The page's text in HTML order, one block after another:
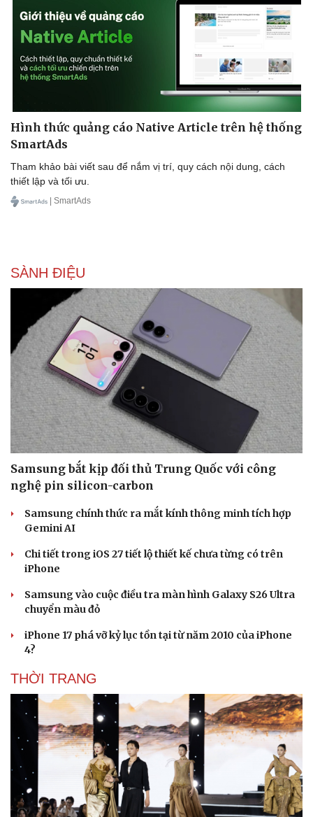
Sức khỏe
Dinh dưỡng - món ngon
Cây thuốc
Sản phụ khoa
Nhi khoa
Nam khoa
Phòng mạch online
Ăn sạch sống khỏe
Nhà đẹp
Blog
Hình thức quảng cáo Native Article trên hệ thống
SmartAds
Tham khảo bài viết sau để nắm vị trí, quy cách nội dung, cách
thiết lập và tối ưu.
| SmartAds
SÀNH ĐIỆU
Samsung bắt kịp đối thủ Trung Quốc với công
nghệ pin silicon-carbon
Samsung chính thức ra mắt kính thông minh tích hợp
Gemini AI
Chi tiết trong iOS 27 tiết lộ thiết kế chưa từng có trên
iPhone
Samsung vào cuộc điều tra màn hình Galaxy S26 Ultra
chuyển màu đỏ
iPhone 17 phá vỡ kỷ lục tồn tại từ năm 2010 của iPhone
4?
THỜI TRANG